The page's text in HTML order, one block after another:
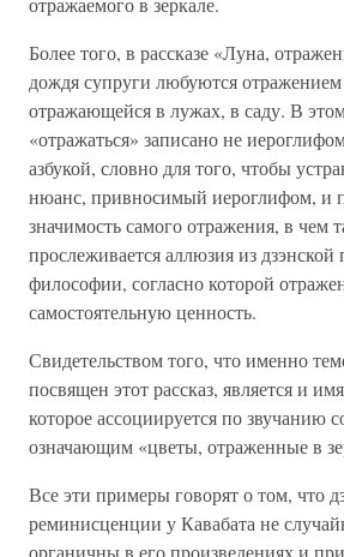
Более того, в рассказе «Луна,
дождя супруги любуются
отражающейся в лужах, в саду. В
«отражаться» записано не
азбукой, словно для того, чтобы
нюанс, привносимый иероглифом, и
значимость самого отражения, в чем
прослеживается аллюзия из дзэнской
философии, согласно которой
самостоятельную ценность.
Свидетельством того, что именно
посвящен этот рассказ, является и
которое ассоциируется по звучанию
означающим «цветы, отраженные в
Все эти примеры говорят о том, что
реминисценции у Кавабата не
органичны в его произведениях и